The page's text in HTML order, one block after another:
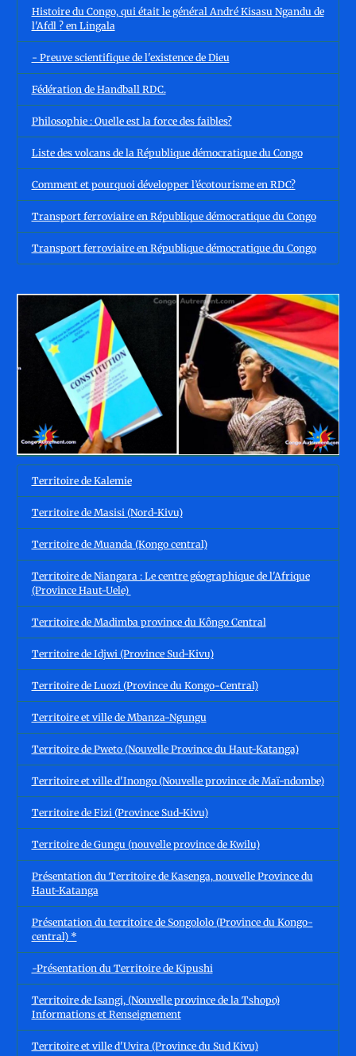
Histoire du Congo, qui était le général André Kisasu Ngandu de
l'Afdl ? en Lingala
- Preuve scientifique de l'existence de Dieu
Fédération de Handball RDC.
Philosophie : Quelle est la force des faibles?
Liste des volcans de la République démocratique du Congo
Comment et pourquoi développer l’écotourisme en RDC?
Transport ferroviaire en République démocratique du Congo
Transport ferroviaire en République démocratique du Congo
Territoire de Kalemie
Territoire de Masisi (Nord-Kivu)
Territoire de Muanda (Kongo central)
Territoire de Niangara : Le centre géographique de l'Afrique
(Province Haut-Uele)
Territoire de Madimba province du Kôngo Central
Territoire de Idjwi (Province Sud-Kivu)
Territoire de Luozi (Province du Kongo-Central)
Territoire et ville de Mbanza-Ngungu
Territoire de Pweto (Nouvelle Province du Haut-Katanga)
Territoire et ville d'Inongo (Nouvelle province de Maï-ndombe)
Territoire de Fizi (Province Sud-Kivu)
Territoire de Gungu (nouvelle province de Kwilu)
Présentation du Territoire de Kasenga, nouvelle Province du
Haut-Katanga
Présentation du territoire de Songololo (Province du Kongo-
central) *
-Présentation du Territoire de Kipushi
Territoire de Isangi, (Nouvelle province de la Tshopo)
Informations et Renseignement
Territoire et ville d'Uvira (Province du Sud Kivu)